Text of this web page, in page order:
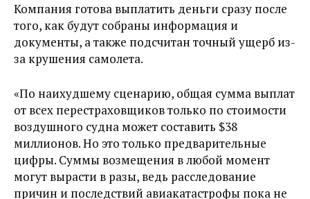
Компания готова выплатить деньги сразу после
того, как будут собраны информация и
документы, а также подсчитан точный ущерб из-
за крушения самолета.
«По наихудшему сценарию, общая сумма выплат
от всех перестраховщиков только по стоимости
воздушного судна может составить $38
миллионов. Но это только предварительные
цифры. Суммы возмещения в любой момент
могут вырасти в разы, ведь расследование
причин и последствий авиакатастрофы пока не